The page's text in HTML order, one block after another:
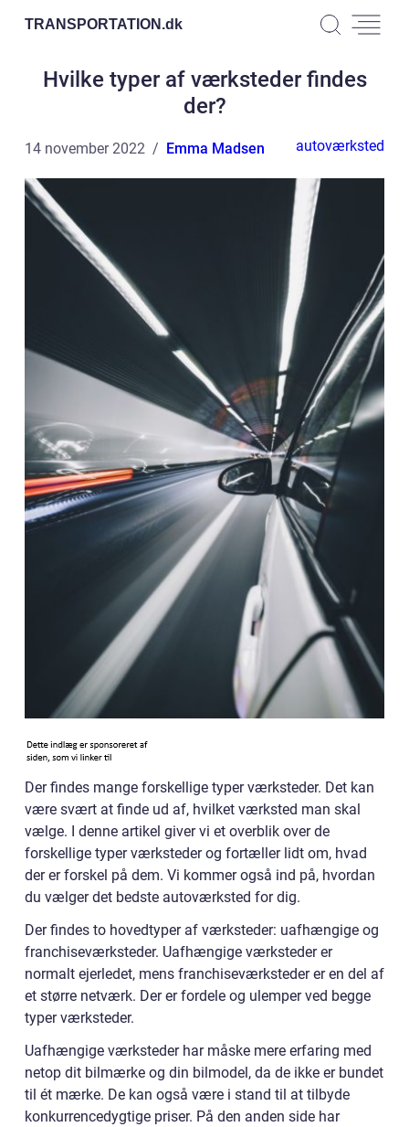
TRANSPORTATION.dk
Hvilke typer af værksteder findes
der?
14 november 2022 Emma Madsen autoværksted
Der findes mange forskellige typer værksteder. Det kan
være svært at finde ud af, hvilket værksted man skal
vælge. I denne artikel giver vi et overblik over de
forskellige typer værksteder og fortæller lidt om, hvad
der er forskel på dem. Vi kommer også ind på, hvordan
du vælger det bedste autoværksted for dig.
Der findes to hovedtyper af værksteder: uafhængige og
franchiseværksteder. Uafhængige værksteder er
normalt ejerledet, mens franchiseværksteder er en del af
et større netværk. Der er fordele og ulemper ved begge
typer værksteder.
Uafhængige værksteder har måske mere erfaring med
netop dit bilmærke og din bilmodel, da de ikke er bundet
til ét mærke. De kan også være i stand til at tilbyde
konkurrencedygtige priser. På den anden side har